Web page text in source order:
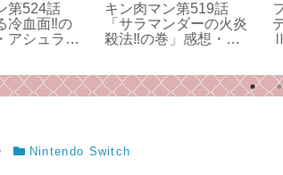
ン「デジタル
語 女神転生
い出語り。僕
お話。
キン肉マン第500話
「この上なく明るい未
来‼の巻」感想・この
のキン肉マンとこのブ
ログ！
Nintendo Switch